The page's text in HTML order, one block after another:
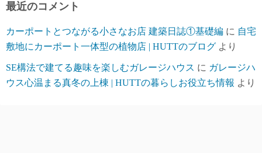
最近のコメント
カーポートとつながる小さなお店 建築日誌①基礎編 に 自宅
敷地にカーポート一体型の植物店 | HUTTのブログ より
SE構法で建てる趣味を楽しむガレージハウス に ガレージハ
ウス心温まる真冬の上棟 | HUTTの暮らしお役立ち情報 より